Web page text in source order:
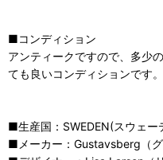
■コンディション
アンティークですので、多少
ても良いコンディションです。
■生産国：SWEDEN(スウェー
■メーカー：Gustavsberg（グ